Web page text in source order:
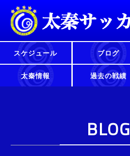
スケジュール ブログ
太秦情報 過去の戦績
BLOG